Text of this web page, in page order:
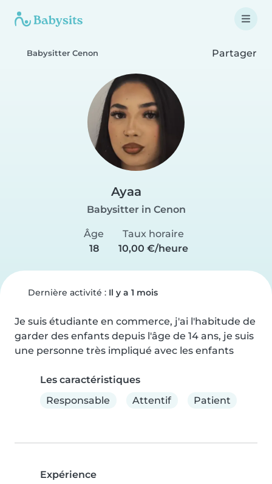
Babysitter Cenon Partager
Ayaa
Babysitter in Cenon
Âge
18
Taux horaire
10,00 €/heure
Dernière activité : Il y a 1 mois
Je suis étudiante en commerce, j'ai l'habitude de
garder des enfants depuis l'âge de 14 ans, je suis
une personne très impliqué avec les enfants
Les caractéristiques
Responsable
Attentif Patient
Expérience